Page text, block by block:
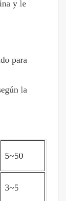
y le
para
la
5~50
3~5